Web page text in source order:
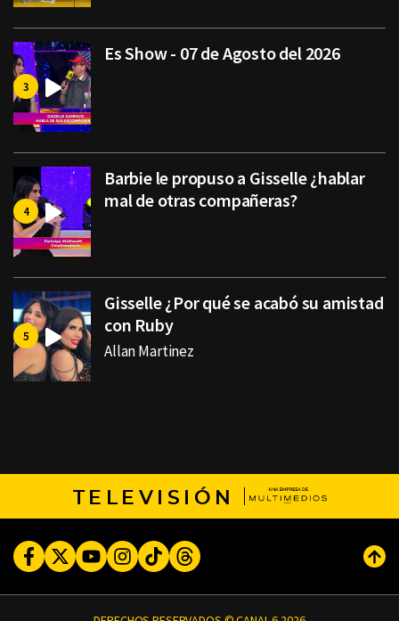
Es Show - 07 de Agosto del 2026
Barbie le propuso a Gisselle ¿hablar
mal de otras compañeras?
Gisselle ¿Por qué se acabó su amistad
con Ruby
Allan Martinez
TELEVISIÓN
FacebookTwitterYoutubeInstagram
TikTokThreads